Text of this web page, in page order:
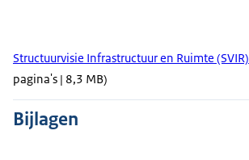
Structuurvisie Infrastructuur en Ruimte (SVIR)
pagina's | 8,3 MB)
Bijlagen